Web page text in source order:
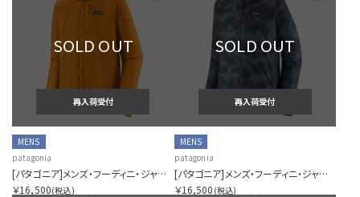
SOLD OUT
再入荷受付
MENS
patagonia
[パタゴニア]メンズ・フーディニ・ジャケット
￥16,500(税込)
SOLD OUT
再入荷受付
MENS
patagonia
[パタゴニア]メンズ・フーディニ・ジャケット
￥16,500 (税込)